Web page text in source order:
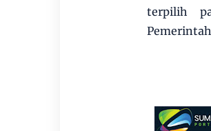
terpilih